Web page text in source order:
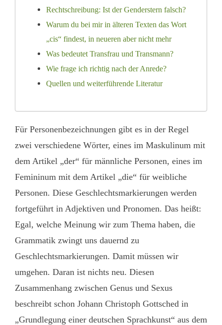
Rechtschreibung: Ist der Genderstern falsch?
Warum du bei mir in älteren Texten das Wort
„cis“ findest, in neueren aber nicht mehr
Was bedeutet Transfrau und Transmann?
Wie frage ich richtig nach der Anrede?
Quellen und weiterführende Literatur
Für Personenbezeichnungen gibt es in der Regel
zwei verschiedene Wörter, eines im Maskulinum mit
dem Artikel „der“ für männliche Personen, eines im
Femininum mit dem Artikel „die“ für weibliche
Personen. Diese Geschlechtsmarkierungen werden
fortgeführt in Adjektiven und Pronomen. Das heißt:
Egal, welche Meinung wir zum Thema haben, die
Grammatik zwingt uns dauernd zu
Geschlechtsmarkierungen. Damit müssen wir
umgehen. Daran ist nichts neu. Diesen
Zusammenhang zwischen Genus und Sexus
beschreibt schon Johann Christoph Gottsched in
„Grundlegung einer deutschen Sprachkunst“ aus dem